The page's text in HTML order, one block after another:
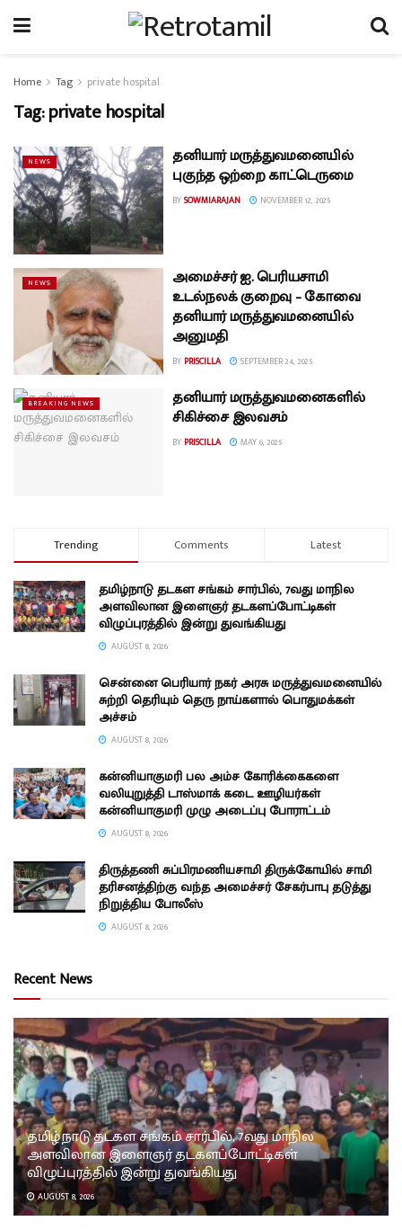
Home Tag private hospital
Tag:private hospital
NEWS
தனியார் மருத்துவமனையில்
புகுந்த ஒற்றை காட்டெருமை
BYSOWMIARAJAN NOVEMBER 12, 2025
NEWS
அமைச்சர் ஐ. பெரியசாமி
உடல்நலக் குறைவு – கோவை
தனியார் மருத்துவமனையில்
அனுமதி
BY PRISCILLA SEPTEMBER 24, 2025
BREAKING NEWS
தனியார் மருத்துவமனைகளில்
சிகிச்சை இலவசம்
BY PRISCILLA MAY 6, 2025
Trending Comments Latest
தமிழ்நாடு தடகள சங்கம் சார்பில், 7வது மாநில
அளவிலான இளைஞர் தடகளப்போட்டிகள்
விழுப்புரத்தில் இன்று துவங்கியது
AUGUST 8, 2026
சென்னை பெரியார் நகர் அரசு மருத்துவமனையில்
சுற்றி தெரியும் தெரு நாய்களால் பொதுமக்கள்
அச்சம்
AUGUST 8, 2026
கன்னியாகுமரி பல அம்ச கோரிக்கைகளை
வலியுறுத்தி டாஸ்மாக் கடை ஊழியர்கள்
கன்னியாகுமரி முழு அடைப்பு போராட்டம்
AUGUST 8, 2026
திருத்தணி சுப்பிரமணியசாமி திருக்கோயில் சாமி
தரிசனத்திற்கு வந்த அமைச்சர் சேகர்பாபு தடுத்து
நிறுத்திய போலீஸ்
AUGUST 8, 2026
Recent News
தமிழ்நாடு தடகள சங்கம் சார்பில், 7வது மாநில
அளவிலான இளைஞர் தடகளப்போட்டிகள்
விழுப்புரத்தில் இன்று துவங்கியது
AUGUST 8, 2026